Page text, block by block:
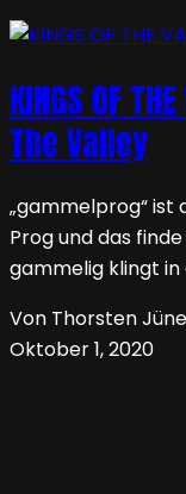
KINGS OF
The Valley
„gammelprog“ ist
Prog und das
gammelig klingt
Von Thorsten
Oktober 1, 2020